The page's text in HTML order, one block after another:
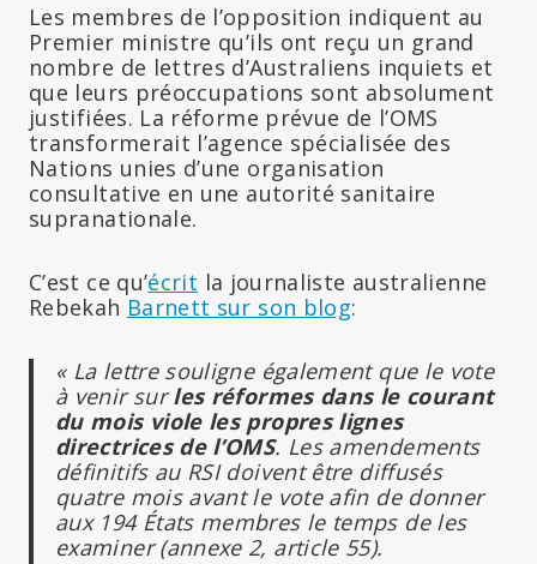
Les membres de l’opposition indiquent au
Premier ministre qu’ils ont reçu un grand
nombre de lettres d’Australiens inquiets et
que leurs préoccupations sont absolument
justifiées. La réforme prévue de l’OMS
transformerait l’agence spécialisée des
Nations unies d’une organisation
consultative en une autorité sanitaire
supranationale.
C’est ce qu’écrit la journaliste australienne
Rebekah Barnett sur son blog:
« La lettre souligne également que le vote
à venir surles réformes dans le courant
du mois viole les propres lignes
directrices de l’OMS. Les amendements
définitifs au RSI doivent être diffusés
quatre mois avant le vote afin de donner
aux 194 États membres le temps de les
examiner (annexe 2, article 55).